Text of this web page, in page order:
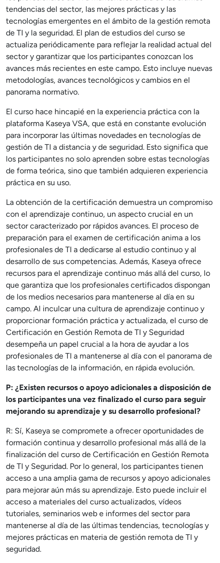
tendencias del sector, las mejores prácticas y las
tecnologías emergentes en el ámbito de la gestión remota
de TI y la seguridad. El plan de estudios del curso se
actualiza periódicamente para reflejar la realidad actual del
sector y garantizar que los participantes conozcan los
avances más recientes en este campo. Esto incluye nuevas
metodologías, avances tecnológicos y cambios en el
panorama normativo.
El curso hace hincapié en la experiencia práctica con la
plataforma Kaseya VSA, que está en constante evolución
para incorporar las últimas novedades en tecnologías de
gestión de TI a distancia y de seguridad. Esto significa que
los participantes no solo aprenden sobre estas tecnologías
de forma teórica, sino que también adquieren experiencia
práctica en su uso.
La obtención de la certificación demuestra un compromiso
con el aprendizaje continuo, un aspecto crucial en un
sector caracterizado por rápidos avances. El proceso de
preparación para el examen de certificación anima a los
profesionales de TI a dedicarse al estudio continuo y al
desarrollo de sus competencias. Además, Kaseya ofrece
recursos para el aprendizaje continuo más allá del curso, lo
que garantiza que los profesionales certificados dispongan
de los medios necesarios para mantenerse al día en su
campo. Al inculcar una cultura de aprendizaje continuo y
proporcionar formación práctica y actualizada, el curso de
Certificación en Gestión Remota de TI y Seguridad
desempeña un papel crucial a la hora de ayudar a los
profesionales de TI a mantenerse al día con el panorama de
las tecnologías de la información, en rápida evolución.
P: ¿Existen recursos o apoyo adicionales a disposición de
los participantes una vez finalizado el curso para seguir
mejorando su aprendizaje y su desarrollo profesional?
R: Sí, Kaseya se compromete a ofrecer oportunidades de
formación continua y desarrollo profesional más allá de la
finalización del curso de Certificación en Gestión Remota
de TI y Seguridad. Por lo general, los participantes tienen
acceso a una amplia gama de recursos y apoyo adicionales
para mejorar aún más su aprendizaje. Esto puede incluir el
acceso a materiales del curso actualizados, vídeos
tutoriales, seminarios web e informes del sector para
mantenerse al día de las últimas tendencias, tecnologías y
mejores prácticas en materia de gestión remota de TI y
seguridad.